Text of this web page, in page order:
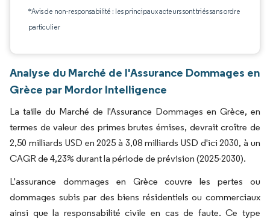
*Avis de non-responsabilité : les principaux acteurs sont triés sans ordre
particulier
Analyse du Marché de l'Assurance Dommages en
Grèce par Mordor Intelligence
La taille du Marché de l'Assurance Dommages en Grèce, en
termes de valeur des primes brutes émises, devrait croître de
2,50 milliards USD en 2025 à 3,08 milliards USD d'ici 2030, à un
CAGR de 4,23% durant la période de prévision (2025-2030).
L'assurance dommages en Grèce couvre les pertes ou
dommages subis par des biens résidentiels ou commerciaux
ainsi que la responsabilité civile en cas de faute. Ce type